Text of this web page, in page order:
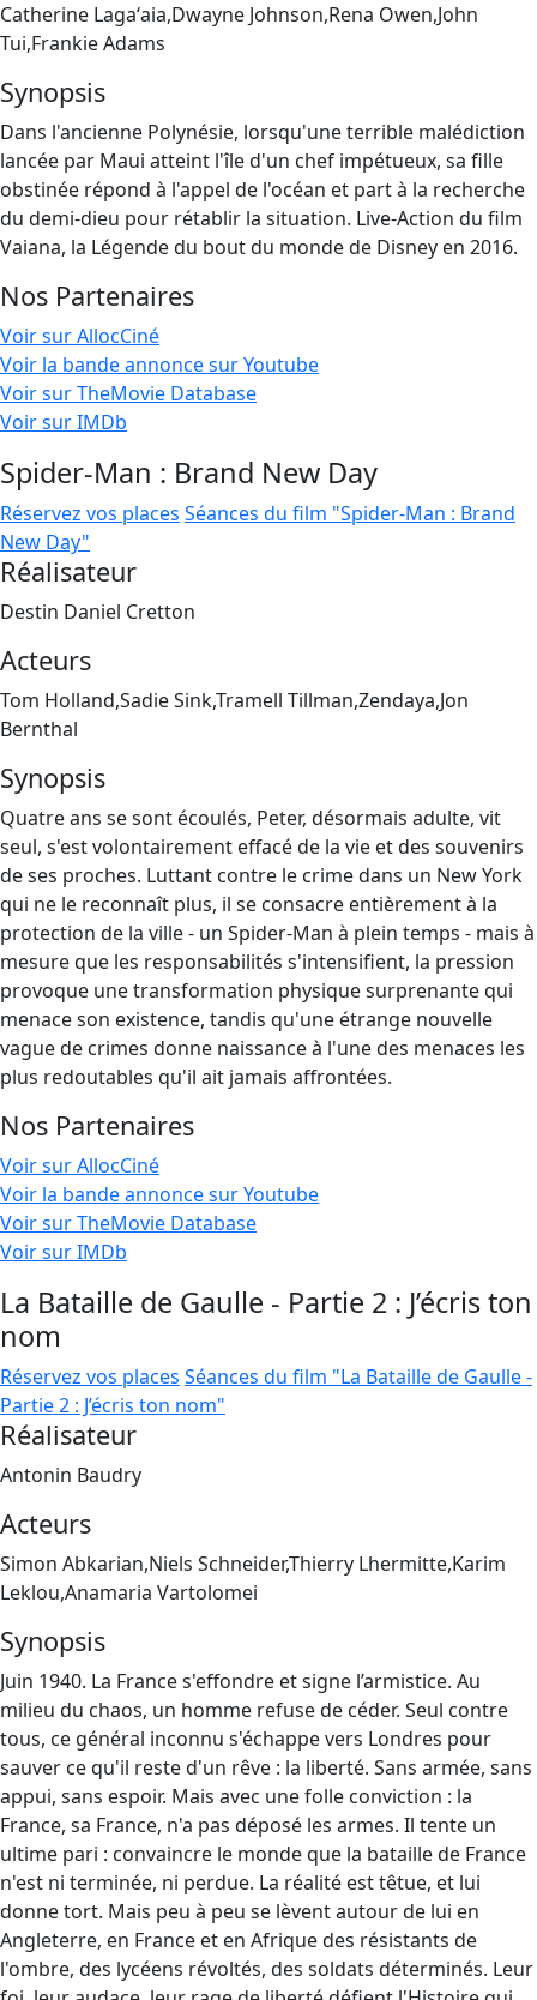
Catherine Lagaʻaia,Dwayne Johnson,Rena Owen,John
Tui,Frankie Adams
Synopsis
Dans l'ancienne Polynésie, lorsqu'une terrible malédiction
lancée par Maui atteint l'île d'un chef impétueux, sa fille
obstinée répond à l'appel de l'océan et part à la recherche
du demi-dieu pour rétablir la situation. Live-Action du film
Vaiana, la Légende du bout du monde de Disney en 2016.
Nos Partenaires
Voir sur AllocCiné
Voir la bande annonce sur Youtube
Voir sur TheMovie Database
Voir sur IMDb
Spider-Man : Brand New Day
Réservez vos places Séances du film "Spider-Man : Brand
New Day"
Réalisateur
Destin Daniel Cretton
Acteurs
Tom Holland,Sadie Sink,Tramell Tillman,Zendaya,Jon
Bernthal
Synopsis
Quatre ans se sont écoulés, Peter, désormais adulte, vit
seul, s'est volontairement effacé de la vie et des souvenirs
de ses proches. Luttant contre le crime dans un New York
qui ne le reconnaît plus, il se consacre entièrement à la
protection de la ville - un Spider-Man à plein temps - mais à
mesure que les responsabilités s'intensifient, la pression
provoque une transformation physique surprenante qui
menace son existence, tandis qu'une étrange nouvelle
vague de crimes donne naissance à l'une des menaces les
plus redoutables qu'il ait jamais affrontées.
Nos Partenaires
Voir sur AllocCiné
Voir la bande annonce sur Youtube
Voir sur TheMovie Database
Voir sur IMDb
La Bataille de Gaulle - Partie 2 : J’écris ton
nom
Réservez vos places Séances du film "La Bataille de Gaulle -
Partie 2 : J’écris ton nom"
Réalisateur
Antonin Baudry
Acteurs
Simon Abkarian,Niels Schneider,Thierry Lhermitte,Karim
Leklou,Anamaria Vartolomei
Synopsis
Juin 1940. La France s'effondre et signe l’armistice. Au
milieu du chaos, un homme refuse de céder. Seul contre
tous, ce général inconnu s'échappe vers Londres pour
sauver ce qu'il reste d'un rêve : la liberté. Sans armée, sans
appui, sans espoir. Mais avec une folle conviction : la
France, sa France, n'a pas déposé les armes. Il tente un
ultime pari : convaincre le monde que la bataille de France
n'est ni terminée, ni perdue. La réalité est têtue, et lui
donne tort. Mais peu à peu se lèvent autour de lui en
Angleterre, en France et en Afrique des résistants de
l'ombre, des lycéens révoltés, des soldats déterminés. Leur